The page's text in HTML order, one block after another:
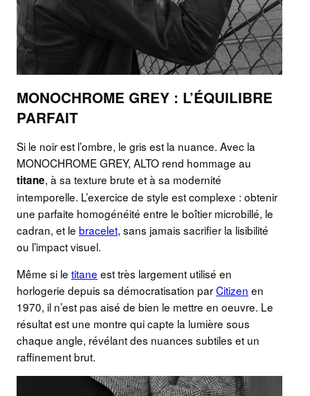
MONOCHROME GREY : L’ÉQUILIBRE
PARFAIT
Si le noir est l’ombre, le gris est la nuance. Avec la
MONOCHROME GREY, ALTO rend hommage au
titane, à sa texture brute et à sa modernité
intemporelle. L’exercice de style est complexe : obtenir
une parfaite homogénéité entre le boîtier microbillé, le
cadran, et le bracelet, sans jamais sacrifier la lisibilité
ou l’impact visuel.
Même si le titane est très largement utilisé en
horlogerie depuis sa démocratisation parCitizen en
1970, il n’est pas aisé de bien le mettre en oeuvre. Le
résultat est une montre qui capte la lumière sous
chaque angle, révélant des nuances subtiles et un
raffinement brut.